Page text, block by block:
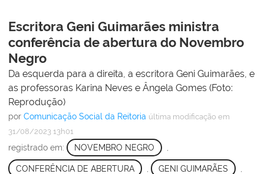
Escritora Geni Guimarães ministra
conferência de abertura do Novembro
Negro
Da esquerda para a direita, a escritora Geni Guimarães, e
as professoras Karina Neves e Ângela Gomes (Foto:
Reprodução)
por Comunicação Social da Reitoria última modificação em
31/08/2023 13h01
registrado em: NOVEMBRO NEGRO
CONFERÊNCIA DE ABERTURA GENI GUIMARÃES